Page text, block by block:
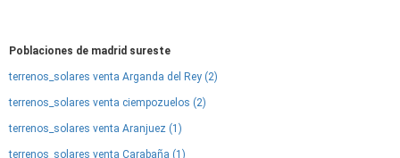
Poblaciones de madrid sureste
terrenos_solares venta Arganda del Rey (2)
terrenos_solares venta ciempozuelos (2)
terrenos_solares venta Aranjuez (1)
terrenos_solares venta Carabaña (1)